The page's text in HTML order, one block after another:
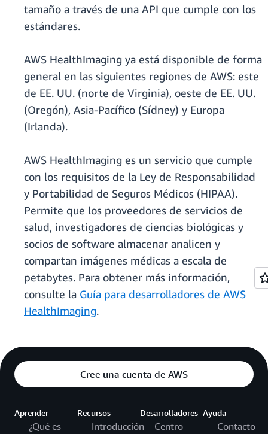
tamaño a través de una API que cumple con los
estándares.
AWS HealthImaging ya está disponible de forma
general en las siguientes regiones de AWS: este
de EE. UU. (norte de Virginia), oeste de EE. UU.
(Oregón), Asia-Pacífico (Sídney) y Europa
(Irlanda).
AWS HealthImaging es un servicio que cumple
con los requisitos de la Ley de Responsabilidad
y Portabilidad de Seguros Médicos (HIPAA).
Permite que los proveedores de servicios de
salud, investigadores de ciencias biológicas y
socios de software almacenar analicen y
compartan imágenes médicas a escala de
petabytes. Para obtener más información,
consulte la Guía para desarrolladores de AWS
HealthImaging.
Cree una cuenta de AWS
Aprender
¿Qué es
Recursos
Introducción
Desarrolladores
Centro
Ayuda
Contacto